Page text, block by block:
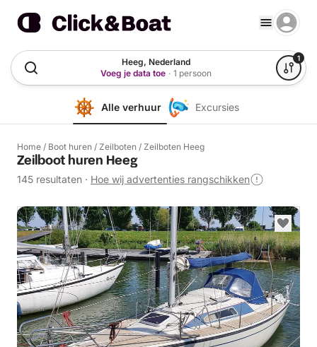
Heeg, Nederland
Voeg je data toe · 1 persoon
1
Alle verhuur Excursies
Home / Boot huren / Zeilboten / Zeilboten Heeg
Zeilboot huren Heeg
145 resultaten · Hoe wij advertenties rangschikken